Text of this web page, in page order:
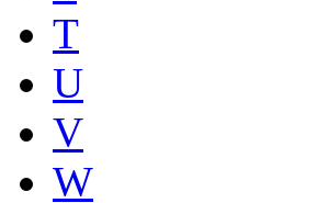
T
U
V
W